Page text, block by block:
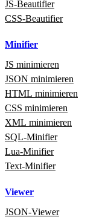
JS-Beautifier
CSS-Beautifier
Minifier
JS minimieren
JSON minimieren
HTML minimieren
CSS minimieren
XML minimieren
SQL‑Minifier
Lua‑Minifier
Text‑Minifier
Viewer
JSON‑Viewer